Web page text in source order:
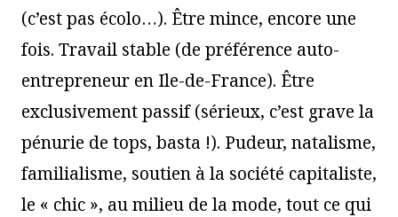
(c’est pas écolo…). Être mince, encore une
fois. Travail stable (de préférence auto-
entrepreneur en Ile-de-France). Être
exclusivement passif (sérieux, c’est grave la
pénurie de tops, basta !). Pudeur, natalisme,
familialisme, soutien à la société capitaliste,
le « chic », au milieu de la mode, tout ce qui